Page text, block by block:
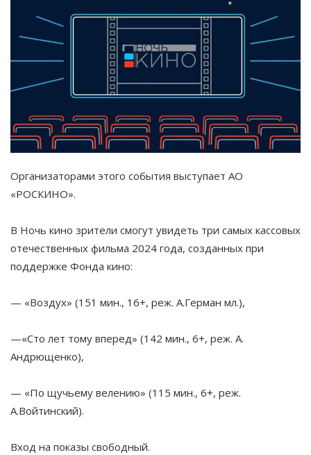
Организаторами этого события выступает АО
«РОСКИНО».
В Ночь кино зрители смогут увидеть три самых кассовых
отечественных фильма 2024 года, созданных при
поддержке Фонда кино:
— «Воздух» (151 мин., 16+, реж. А.Герман мл.),
—«Сто лет тому вперед» (142 мин., 6+, реж. А.
Андрющенко),
— «По щучьему велению» (115 мин., 6+, реж.
А.Войтинский).
Вход на показы свободный.